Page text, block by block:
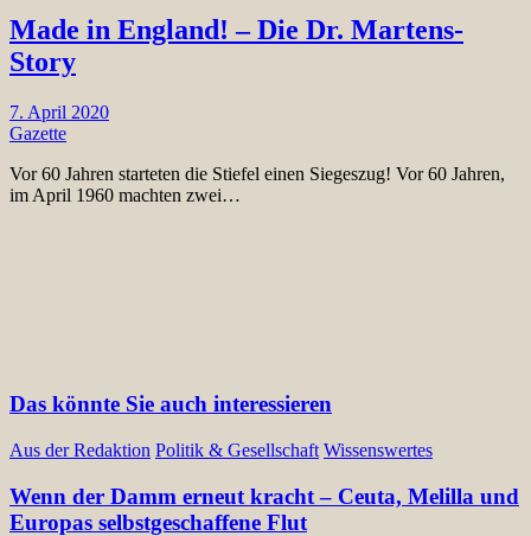
Made in England! – Die Dr. Martens-
Story
7. April 2020
Gazette
Vor 60 Jahren starteten die Stiefel einen Siegeszug! Vor 60 Jahren,
im April 1960 machten zwei…
Das könnte Sie auch interessieren
Aus der Redaktion Politik & Gesellschaft Wissenswertes
Wenn der Damm erneut kracht – Ceuta, Melilla und
Europas selbstgeschaffene Flut